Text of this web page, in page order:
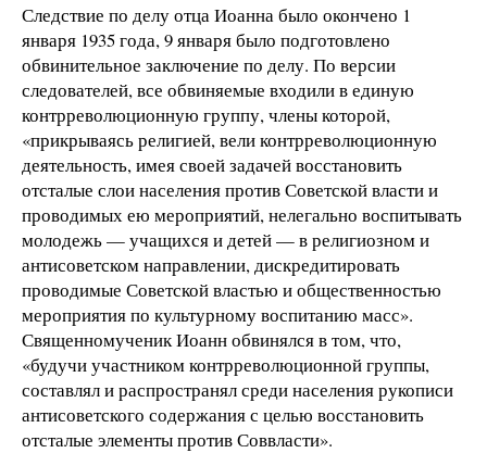
Следствие по делу отца Иоанна было окончено 1
января 1935 года, 9 января было подготовлено
обвинительное заключение по делу. По версии
следователей, все обвиняемые входили в единую
контрреволюционную группу, члены которой,
«прикрываясь религией, вели контрреволюционную
деятельность, имея своей задачей восстановить
отсталые слои населения против Советской власти и
проводимых ею мероприятий, нелегально воспитывать
молодежь — учащихся и детей — в религиозном и
антисоветском направлении, дискредитировать
проводимые Советской властью и общественностью
мероприятия по культурному воспитанию масс».
Священномученик Иоанн обвинялся в том, что,
«будучи участником контрреволюционной группы,
составлял и распространял среди населения рукописи
антисоветского содержания с целью восстановить
отсталые элементы против Соввласти».